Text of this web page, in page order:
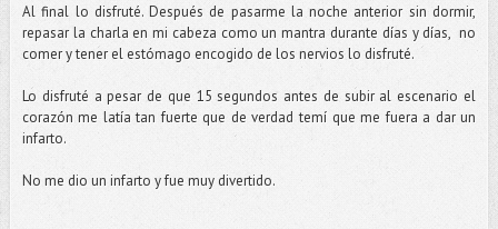
Al final lo disfruté. Después de pasarme la noche anterior sin dormir,
repasar la charla en mi cabeza como un mantra durante días y días, no
comer y tener el estómago encogido de los nervios lo disfruté.
Lo disfruté a pesar de que 15 segundos antes de subir al escenario el
corazón me latía tan fuerte que de verdad temí que me fuera a dar un
infarto.
No me dio un infarto y fue muy divertido.